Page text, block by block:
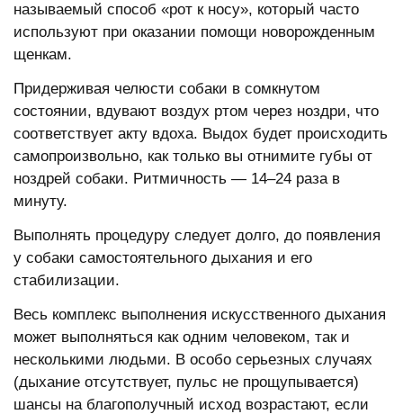
называемый способ «рот к носу», который часто
используют при оказании помощи новорожденным
щенкам.
Придерживая челюсти собаки в сомкнутом
состоянии, вдувают воздух ртом через ноздри, что
соответствует акту вдоха. Выдох будет происходить
самопроизвольно, как только вы отнимите губы от
ноздрей собаки. Ритмичность — 14–24 раза в
минуту.
Выполнять процедуру следует долго, до появления
у собаки самостоятельного дыхания и его
стабилизации.
Весь комплекс выполнения искусственного дыхания
может выполняться как одним человеком, так и
несколькими людьми. В особо серьезных случаях
(дыхание отсутствует, пульс не прощупывается)
шансы на благополучный исход возрастают, если